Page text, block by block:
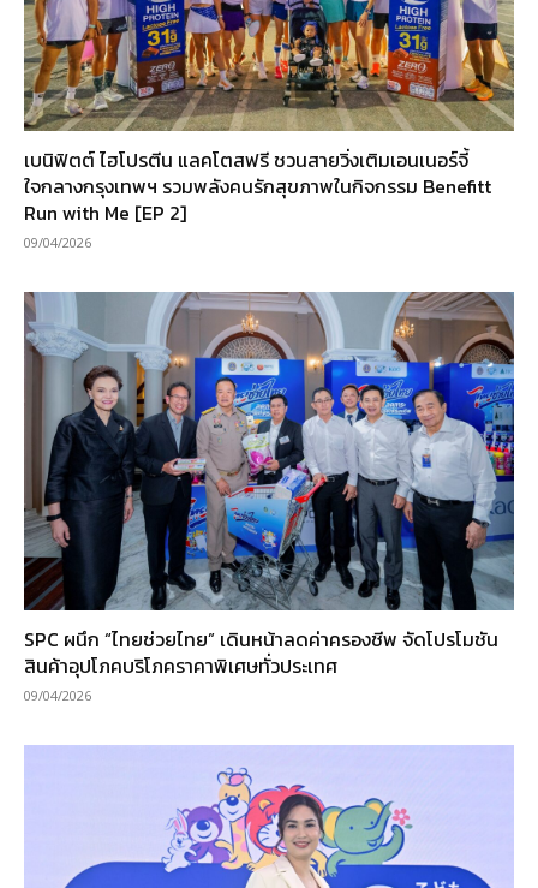
เบนิฟิตต์ ไฮโปรตีน แลคโตสฟรี ชวนสายวิ่งเติมเอนเนอร์จี้
ใจกลางกรุงเทพฯ รวมพลังคนรักสุขภาพในกิจกรรม Benefitt
Run with Me [EP 2]
09/04/2026
SPC ผนึก “ไทยช่วยไทย” เดินหน้าลดค่าครองชีพ จัดโปรโมชัน
สินค้าอุปโภคบริโภคราคาพิเศษทั่วประเทศ
09/04/2026